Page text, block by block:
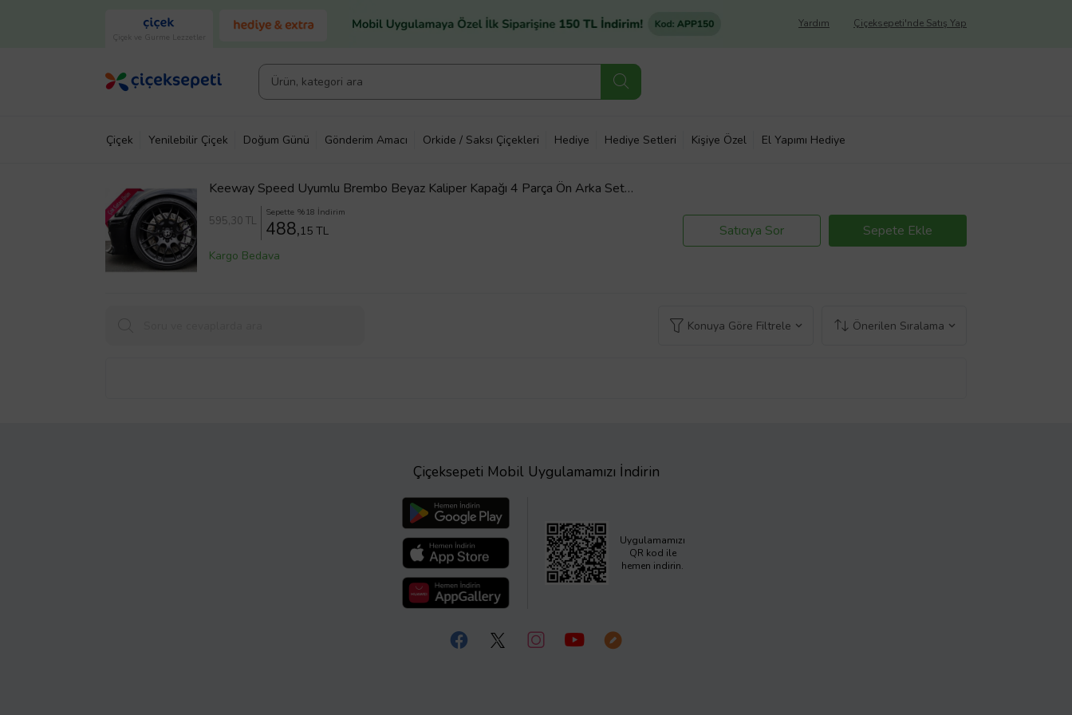
Çiçek ve Gurme Lezzetler
Çiçeksepeti'nde Satış Yap
Yardım
Çiçek Yenilebilir Çiçek Doğum Günü Gönderim Amacı Orkide / Saksı Çiçekleri Hediye Hediye Setleri Kişiye Özel El Yapımı Hediye
Keeway Speed Uyumlu Brembo Beyaz Kaliper Kapağı 4 Parça Ön Arka Set
595,30 TL
Sepette %18 İndirim
488,15 TL
Kargo Bedava
Satıcıya Sor Sepete Ekle
Konuya Göre Filtrele Önerilen Sıralama
Çiçeksepeti Mobil Uygulamamızı İndirin
Uygulamamızı
QR kod ile
hemen indirin.